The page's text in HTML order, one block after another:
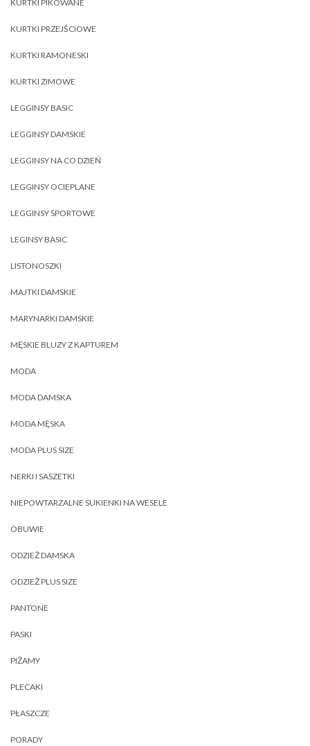
KURTKI PIKOWANE
KURTKI PRZEJŚCIOWE
KURTKI RAMONESKI
KURTKI ZIMOWE
LEGGINSY BASIC
LEGGINSY DAMSKIE
LEGGINSY NA CO DZIEŃ
LEGGINSY OCIEPLANE
LEGGINSY SPORTOWE
LEGINSY BASIC
LISTONOSZKI
MAJTKI DAMSKIE
MARYNARKI DAMSKIE
MĘSKIE BLUZY Z KAPTUREM
MODA
MODA DAMSKA
MODA MĘSKA
MODA PLUS SIZE
NERKI I SASZETKI
NIEPOWTARZALNE SUKIENKI NA WESELE
OBUWIE
ODZIEŻ DAMSKA
ODZIEŻ PLUS SIZE
PANTONE
PASKI
PIŻAMY
PLECAKI
PŁASZCZE
PORADY